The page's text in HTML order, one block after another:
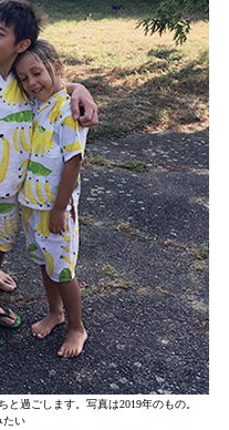
過ごします。写真は2019年のもの。
たい